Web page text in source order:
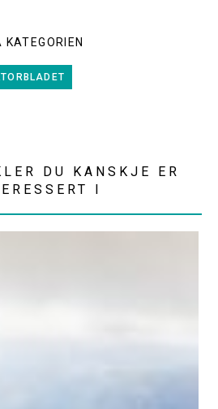
DU KANSKJE ER
I